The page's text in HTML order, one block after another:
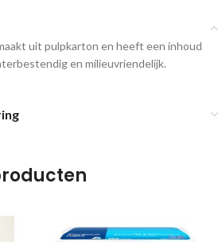
uit pulpkarton en heeft een inhoud
en milieuvriendelijk.